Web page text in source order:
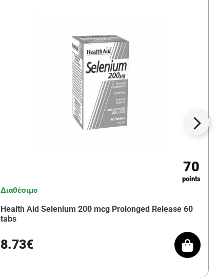
70
points
Διαθέσιμο
Health Aid Selenium 200 mcg Prolonged Release 60
tabs
8.73€